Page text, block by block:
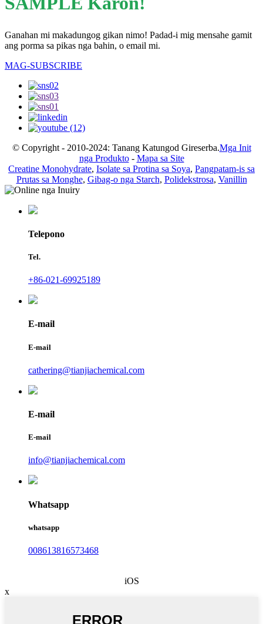
Ganahan mi makadungog gikan nimo! Padad-i mig mensahe gamit
ang porma sa pikas nga bahin, o email mi.
MAG-SUBSCRIBE
© Copyright - 2010-2024: Tanang Katungod Gireserba.Mga Init
nga Produkto- Mapa sa Site
Creatine Monohydrate, Isolate sa Protina sa Soya, Pangpatam-is sa
Prutas sa Monghe, Gibag-o nga Starch, Polidekstrosa, Vanillin
Telepono
Tel.
+86-021-69925189
E-mail
E-mail
cathering@tianjiachemical.com
E-mail
E-mail
info@tianjiachemical.com
Whatsapp
whatsapp
008613816573468
iOS
x